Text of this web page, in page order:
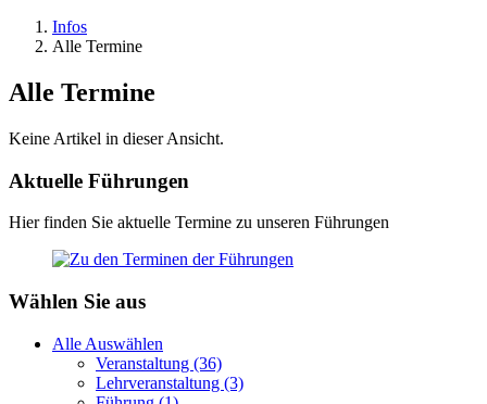
Infos
Alle Termine
Alle Termine
Keine Artikel in dieser Ansicht.
Aktuelle Führungen
Hier finden Sie aktuelle Termine zu unseren Führungen
Wählen Sie aus
Alle Auswählen
Veranstaltung (36)
Lehrveranstaltung (3)